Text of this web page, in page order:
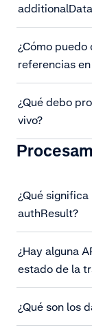
¿Cómo
referencias
¿Qué debo
vivo?
¿Qué
authResult?
¿Hay alguna
estado de la
¿Qué son los